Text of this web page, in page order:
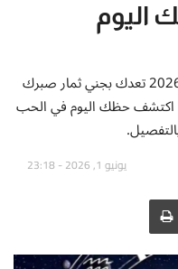
اليوم
توقعات برج الجدي اليوم الثلاثاء 2 يونيو 2026 تعدك بجني ثمار صبرك
اكتشف حظك اليوم في الحب
يونيو 1, 2026 - 23:18